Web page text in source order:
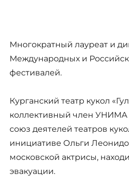
Многократный лауреат и
Международных и
фестивалей.
Курганский театр кукол
коллективный член
союз деятелей театров
инициативе Ольги
московской актрисы,
эвакуации.